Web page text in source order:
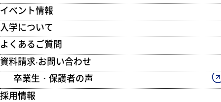
イベント情報
入学について
よくあるご質問
資料請求‧お問い合わせ
卒業生・保護者の声
採用情報